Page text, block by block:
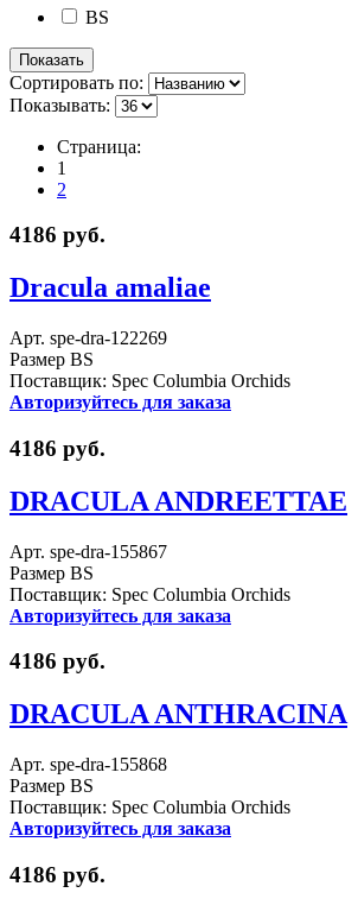
BS
Сортировать по:
Показывать:
Страница:
1
2
4186 руб.
Dracula amaliae
Арт. spe-dra-122269
Размер BS
Поставщик: Spec Columbia Orchids
Авторизуйтесь для заказа
4186 руб.
DRACULA ANDREETTAE
Арт. spe-dra-155867
Размер BS
Поставщик: Spec Columbia Orchids
Авторизуйтесь для заказа
4186 руб.
DRACULA ANTHRACINA
Арт. spe-dra-155868
Размер BS
Поставщик: Spec Columbia Orchids
Авторизуйтесь для заказа
4186 руб.